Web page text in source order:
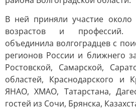
В ней приняли участие около
возрастов и профессий.
объединила волгоградцев с
регионов России и ближнего
Ростовской, Самарской,
областей, Краснодарского и
ЯНАО, ХМАО, Татарстана,
гостей из Сочи, Брянска,